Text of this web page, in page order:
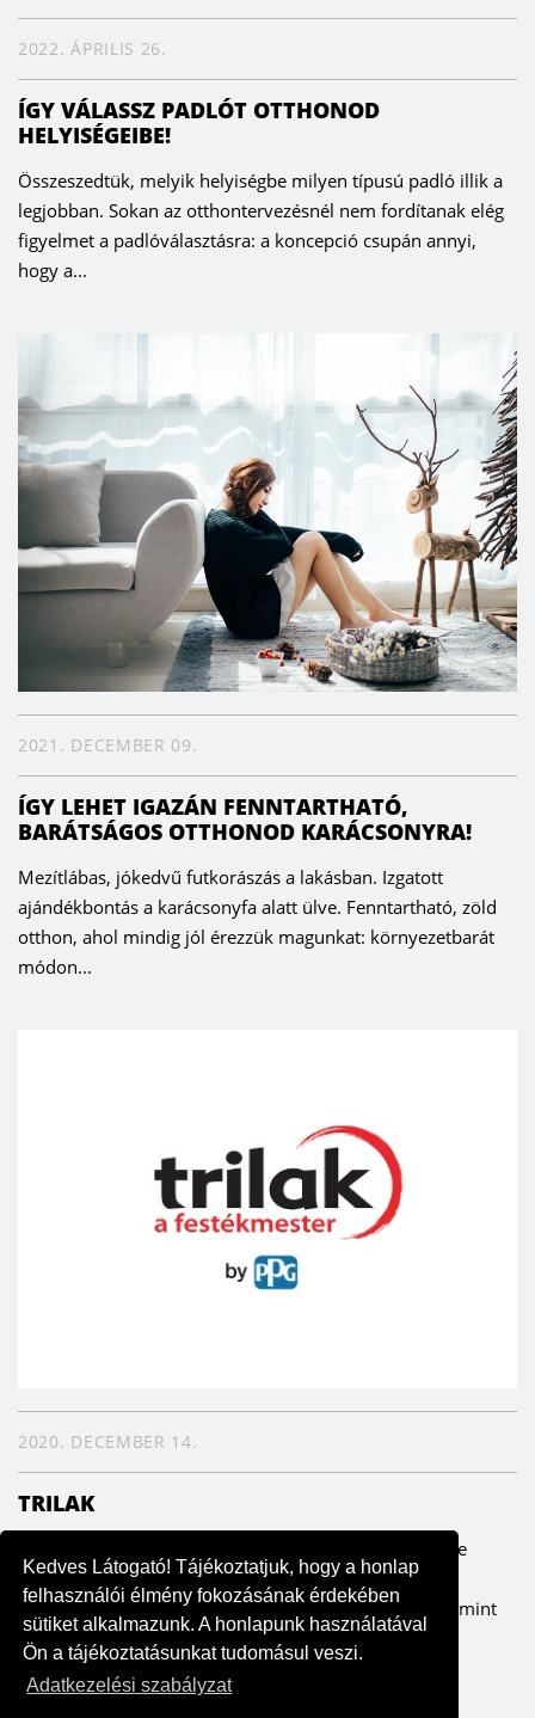
Kedves Látogató! Tájékoztatjuk, hogy a honlap
felhasználói élmény fokozásának érdekében
sütiket alkalmazunk. A honlapunk használatával
Ön a tájékoztatásunkat tudomásul veszi.
Adatkezelési szabályzat
2022. ÁPRILIS 26.
ÍGY VÁLASSZ PADLÓT OTTHONOD
HELYISÉGEIBE!
Összeszedtük, melyik helyiségbe milyen típusú padló illik a
legjobban. Sokan az otthontervezésnél nem fordítanak elég
figyelmet a padlóválasztásra: a koncepció csupán annyi,
hogy a...
2021. DECEMBER 09.
ÍGY LEHET IGAZÁN FENNTARTHATÓ,
BARÁTSÁGOS OTTHONOD KARÁCSONYRA!
Mezítlábas, jókedvű futkorászás a lakásban. Izgatott
ajándékbontás a karácsonyfa alatt ülve. Fenntartható, zöld
otthon, ahol mindig jól érezzük magunkat: környezetbarát
módon...
2020. DECEMBER 14.
TRILAK
Küldetésünk Elsőként reagálunk a fogyasztói igényekre
felhasználóbarát termékekkel, előremutató, minőségi
megoldásokkal.Jövőkép Kiváló csapatmunkával, több mint
100 éves...